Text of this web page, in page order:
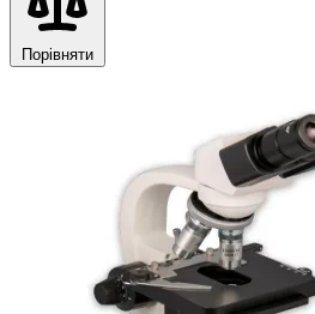
Порівняти